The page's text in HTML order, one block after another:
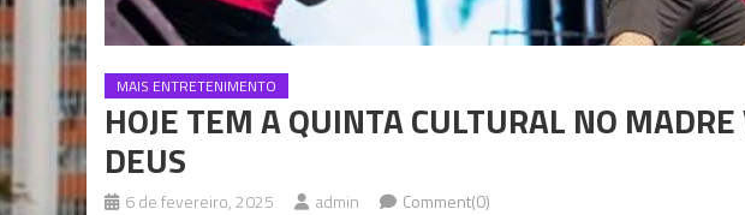
MAIS ENTRETENIMENTO
HOJE TEM A QUINTA CULTURAL NO
DEUS
6 de fevereiro, 2025 admin Comment(0)